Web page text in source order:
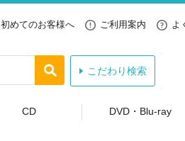
初めてのお客様へ ご利用案内 よ
こだわり検索
CD DVD・Blu-ray